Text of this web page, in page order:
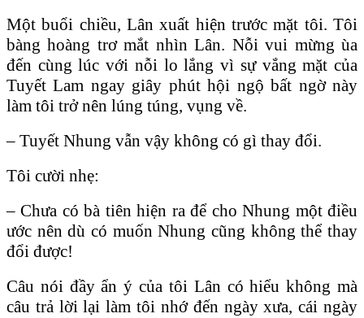
Một buổi chiều, Lân xuất hiện trước mặt tôi. Tôi
bàng hoàng trơ mắt nhìn Lân. Nỗi vui mừng ùa
đến cùng lúc với nỗi lo lắng vì sự vắng mặt của
Tuyết Lam ngay giây phút hội ngộ bất ngờ này
làm tôi trở nên lúng túng, vụng về.
– Tuyết Nhung vẫn vậy không có gì thay đổi.
Tôi cười nhẹ:
– Chưa có bà tiên hiện ra để cho Nhung một điều
ước nên dù có muốn Nhung cũng không thể thay
đổi được!
Câu nói đầy ẩn ý của tôi Lân có hiểu không mà
câu trả lời lại làm tôi nhớ đến ngày xưa, cái ngày